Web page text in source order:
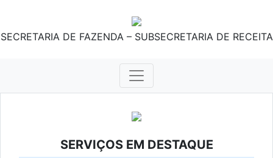
SECRETARIA DE FAZENDA – SUBSECRETARIA DE RECEITA
SERVIÇOS EM DESTAQUE